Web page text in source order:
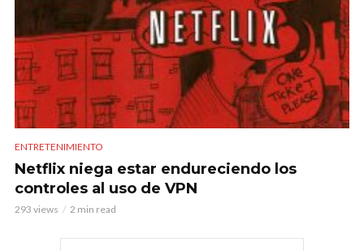
ENTRETENIMIENTO
Netflix niega estar endureciendo los
controles al uso de VPN
293 views 2 min read